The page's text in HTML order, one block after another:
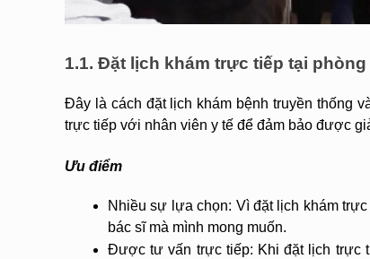
1.1. Đặt lịch khám trực tiếp tại
Đây là cách đặt lịch khám bệnh truyền thống
trực tiếp với nhân viên y tế để đảm bảo được
Ưu điểm
Nhiều sự lựa chọn: Vì đặt lịch khám
bác sĩ mà mình mong muốn.
Được tư vấn trực tiếp: Khi đặt lịch trực